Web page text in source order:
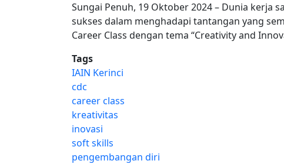
Sungai Penuh, 19 Oktober 2024 – Dunia kerja
sukses dalam menghadapi tantangan yang
Career Class dengan tema “Creativity and
Tags
IAIN Kerinci
cdc
career class
kreativitas
inovasi
soft skills
pengembangan diri